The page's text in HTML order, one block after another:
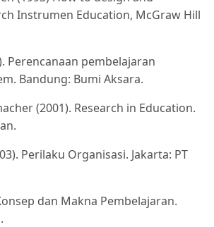
Instrumen Education, McGraw Hill
Perencanaan pembelajaran
Bandung: Bumi Aksara.
(2001). Research in Education.
Perilaku Organisasi. Jakarta: PT
dan Makna Pembelajaran.